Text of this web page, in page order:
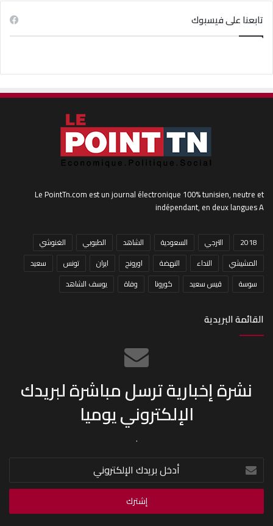
تابعنا على فيسبوك
Le PointTn.com est un journal électronique 100% tunisien, neutre et
indépendant, en deux langues A
2018 الترجي السعودية الشاهد الطبوبي
الغنوشي
المشيشي
النداء النهضة اورونج ايران تونس
سعيد
سوسة
قيس سعيد كورونا وفاة يوسف الشاهد
القائمة البريدية
نشرة إخبارية ترسل مباشرة لبريدك
الإلكتروني يوميا
.
أدخل
بريدك
الإلكتروني